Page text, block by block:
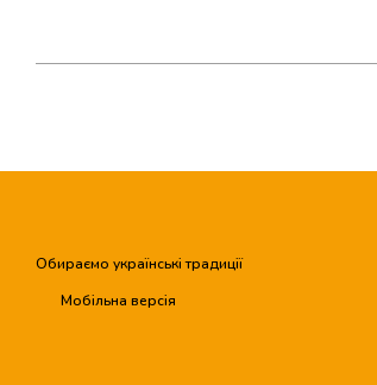
Обираємо українські традиції
Мобільна версія